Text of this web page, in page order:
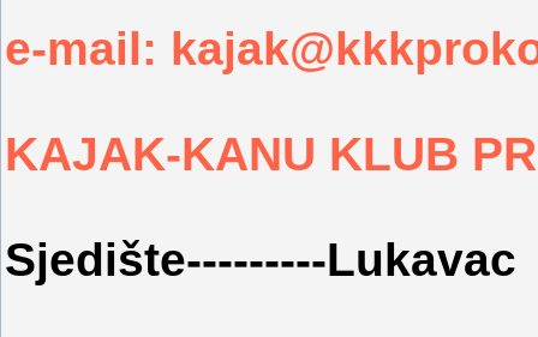
e-mail:
KAJAK-KANU KLUB
Sjedište---------Lukavac